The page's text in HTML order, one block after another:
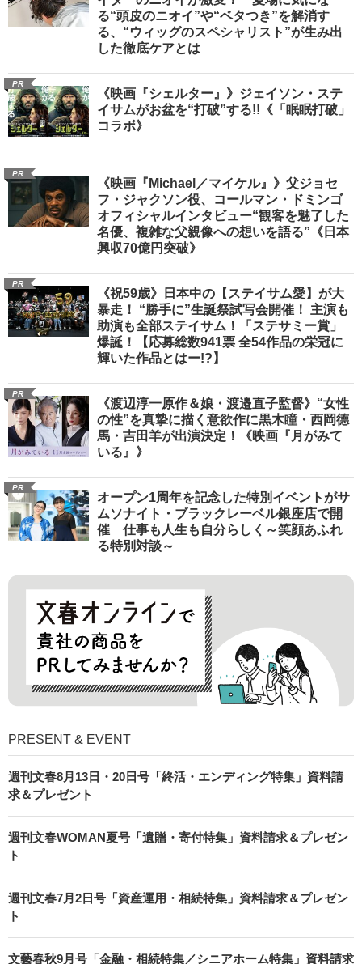
る“頭皮のニオイ”や“ベタつき”を解消す
る、“ウィッグのスペシャリスト”が生み出
した徹底ケアとは
PR
《映画『シェルター』》ジェイソン・ステ
イサムがお盆を“打破”する!!《「眠眠打破」
コラボ》
PR
《映画『Michael／マイケル』》父ジョセ
フ・ジャクソン役、コールマン・ドミンゴ
オフィシャルインタビュー“観客を魅了した
名優、複雑な父親像への想いを語る”《日本
興収70億円突破》
PR
《祝59歳》日本中の【ステイサム愛】が大
暴走！ “勝手に”生誕祭試写会開催！ 主演も
助演も全部ステイサム！「ステサミー賞」
爆誕！【応募総数941票 全54作品の栄冠に
輝いた作品とはー!?】
PR
《渡辺淳一原作＆娘・渡邉直子監督》“女性
の性”を真摯に描く意欲作に黒木瞳・西岡德
馬・吉田羊が出演決定！《映画『月がみて
いる』》
PR
オープン1周年を記念した特別イベントがサ
ムソナイト・ブラックレーベル銀座店で開
催 仕事も人生も自分らしく～笑顔あふれ
る特別対談～
PRESENT & EVENT
週刊文春8月13日・20日号「終活・エンディング特集」資料請
求＆プレゼント
週刊文春WOMAN夏号「遺贈・寄付特集」資料請求＆プレゼン
ト
週刊文春7月2日号「資産運用・相続特集」資料請求＆プレゼン
ト
文藝春秋9月号「金融・相続特集／シニアホーム特集」資料請求